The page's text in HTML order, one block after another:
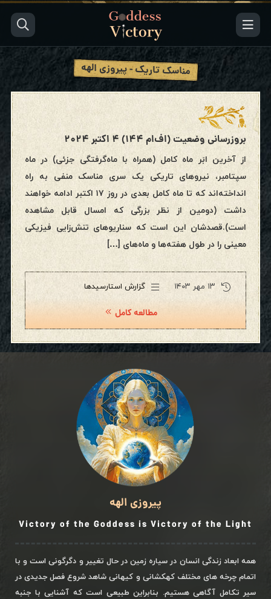
مناسک تاریک - پیروزی الهه
بروزرسانی وضعیت (اف‌ام ۱۴۴) ۴ اکتبر ۲۰۲۴
از آخرین ابَر ماه کامل (همراه با ماه‌گرفتگی جزئی) در ماه
سپتامبر، نیروهای تاریکی یک سری مناسک منفی به راه
انداخته‌اند که تا ماه کامل بعدی در روز ۱۷ اکتبر ادامه خواهند
داشت (دومین از نظر بزرگی که امسال قابل مشاهده
است).قصدشان این است که سناریوهای تنش‌زایی فیزیکی
معینی را در طول هفته‌ها و ماه‌های […]
۱۳ مهر ۱۴۰۳ گزارش استارسیدها
مطالعه کامل
پیروزی الهه
Victory of the Goddess is Victory of the Light
همه ابعاد زندگی انسان در سیاره زمین در حال تغییر و دگرگونی است و با
اتمام چرخه های مختلف کهکشانی و کیهانی شاهد شروع فصل جدیدی در
سیر تکامل آگاهی هستیم. بنابراین طبیعی است که آشنایی با جنبه